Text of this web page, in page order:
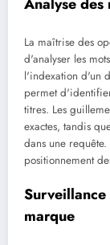
Analyse des
La maîtrise des
d'analyser les
l'indexation d'un
permet
titres. Les
exactes, tandis
dans une
positionnement
marque